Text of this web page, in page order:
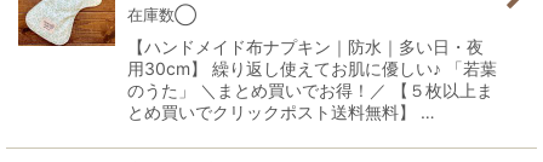
在庫数◯
【ハンドメイド布ナプキン｜防水｜多い日・夜
用30cm】 繰り返し使えてお肌に優しい♪ 「若葉
のうた」 ＼まとめ買いでお得！／ 【５枚以上ま
とめ買いでクリックポスト送料無料】 …